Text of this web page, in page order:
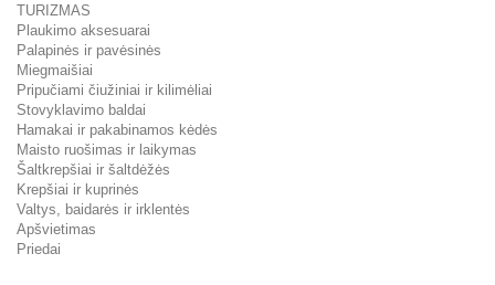
TURIZMAS
Plaukimo aksesuarai
Palapinės ir pavėsinės
Miegmaišiai
Pripučiami čiužiniai ir kilimėliai
Stovyklavimo baldai
Hamakai ir pakabinamos kėdės
Maisto ruošimas ir laikymas
Šaltkrepšiai ir šaltdėžės
Krepšiai ir kuprinės
Valtys, baidarės ir irklentės
Apšvietimas
Priedai